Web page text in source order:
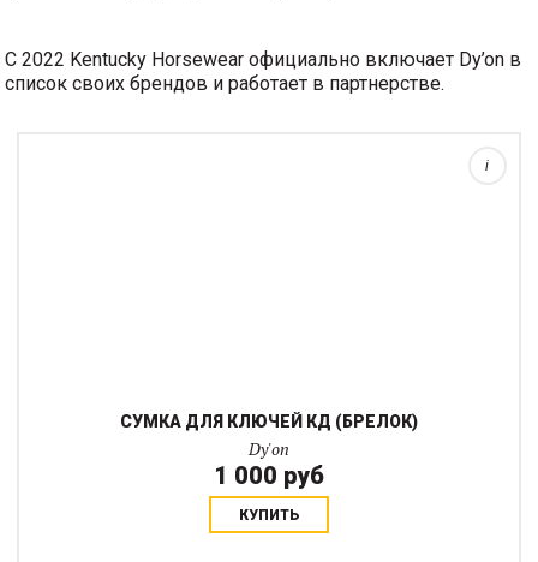
С 2022 Kentucky Horsewear официально включает Dy’on в
список своих брендов и работает в партнерстве.
СУМКА ДЛЯ КЛЮЧЕЙ КД (БРЕЛОК)
Dy'on
1 000 руб
КУПИТЬ
i